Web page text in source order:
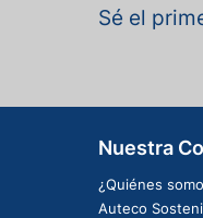
Sé el
Nuestra
¿Quiénes
Auteco